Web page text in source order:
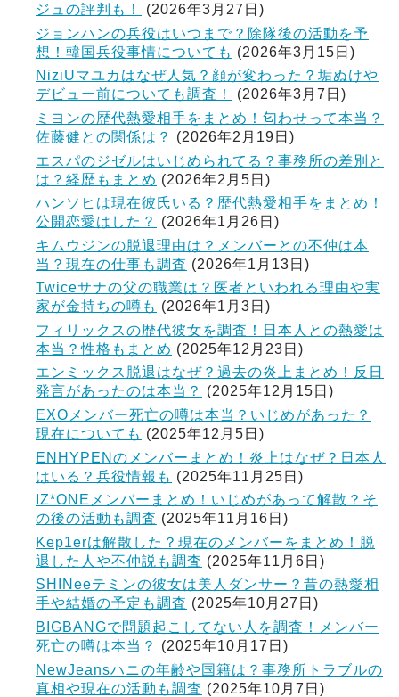
ジュの評判も！
(2026年3月27日)
ジョンハンの兵役はいつまで？除隊後の活動を予
想！韓国兵役事情についても (2026年3月15日)
NiziUマユカはなぜ人気？顔が変わった？垢ぬけや
デビュー前についても調査！
(2026年3月7日)
ミヨンの歴代熱愛相手をまとめ！匂わせって本当？
佐藤健との関係は？
(2026年2月19日)
エスパのジゼルはいじめられてる？事務所の差別と
は？経歴もまとめ (2026年2月5日)
ハンソヒは現在彼氏いる？歴代熱愛相手をまとめ！
公開恋愛はした？
(2026年1月26日)
キムウジンの脱退理由は？メンバーとの不仲は本
当？現在の仕事も調査 (2026年1月13日)
Twiceサナの父の職業は？医者といわれる理由や実
家が金持ちの噂も (2026年1月3日)
フィリックスの歴代彼女を調査！日本人との熱愛は
本当？性格もまとめ (2025年12月23日)
エンミックス脱退はなぜ？過去の炎上まとめ！反日
発言があったのは本当？
(2025年12月15日)
EXOメンバー死亡の噂は本当？いじめがあった？
現在についても (2025年12月5日)
ENHYPENのメンバーまとめ！炎上はなぜ？日本人
はいる？兵役情報も (2025年11月25日)
IZ*ONEメンバーまとめ！いじめがあって解散？そ
の後の活動も調査 (2025年11月16日)
Kep1erは解散した？現在のメンバーをまとめ！脱
退した人や不仲説も調査 (2025年11月6日)
SHINeeテミンの彼女は美人ダンサー？昔の熱愛相
手や結婚の予定も調査 (2025年10月27日)
BIGBANGで問題起こしてない人を調査！メンバー
死亡の噂は本当？
(2025年10月17日)
NewJeansハニの年齢や国籍は？事務所トラブルの
真相や現在の活動も調査 (2025年10月7日)